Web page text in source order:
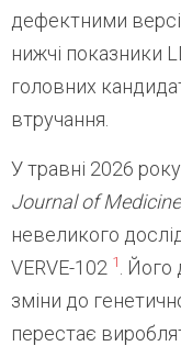
дефектними
нижчі показники
головних
втручання.
У травні 2026
Journal of Medicine
невеликого
VERVE-102 1
.
зміни до
перестає